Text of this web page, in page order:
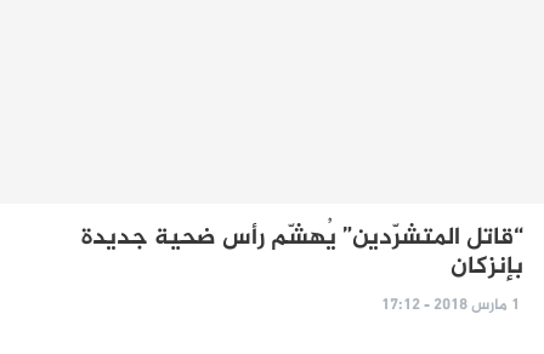
“قاتل المتشرّدين” يُهشّم رأس ضحية جديدة
بإنزكان
1 مارس 2018 - 17:12